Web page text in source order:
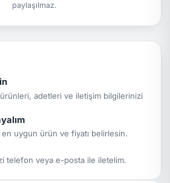
paylaşılmaz.
ürünleri, adetleri ve iletişim bilgilerinizi
uygun ürün ve fiyatı belirlesin.
telefon veya e-posta ile iletelim.